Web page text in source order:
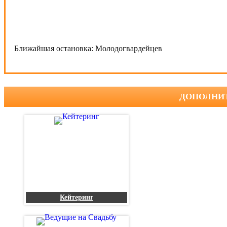
Ближайшая остановка: Молодогвардейцев
Кейтеринг